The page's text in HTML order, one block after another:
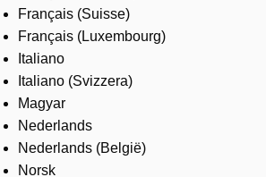
Français (Suisse)
Français (Luxembourg)
Italiano
Italiano (Svizzera)
Magyar
Nederlands
Nederlands (België)
Norsk